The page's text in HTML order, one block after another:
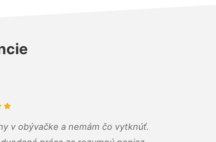
v obývačke a nemám čo vytknúť.